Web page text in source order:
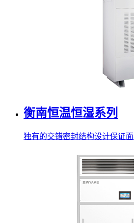
衡南恒温恒湿系列
独有的交错密封结构设计保证